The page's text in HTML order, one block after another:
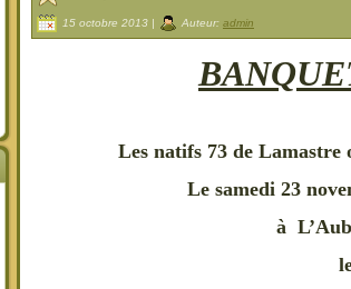
15 octobre 2013 | Auteur: admin
Les natifs 73 de Lamastre
Le samedi 23
à